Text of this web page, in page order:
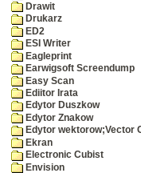
Drawit
Drukarz
ED2
ESI Writer
Eagleprint
Earwigsoft Screendump
Easy Scan
Ediitor Irata
Edytor Duszkow
Edytor Znakow
Edytor wektorow;Vector
Ekran
Electronic Cubist
Envision